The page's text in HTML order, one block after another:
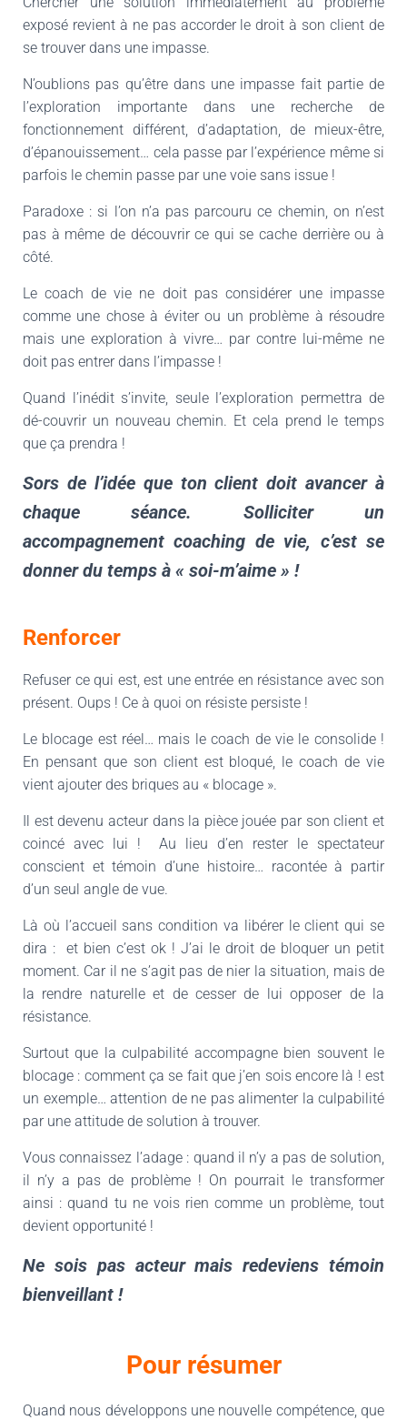
exposé revient à ne pas accorder le droit à son client de
se trouver dans une impasse.
N’oublions pas qu’être dans une impasse fait partie de
l’exploration importante dans une recherche de
fonctionnement différent, d’adaptation, de mieux-être,
d’épanouissement… cela passe par l’expérience même si
parfois le chemin passe par une voie sans issue !
Paradoxe : si l’on n’a pas parcouru ce chemin, on n’est
pas à même de découvrir ce qui se cache derrière ou à
côté.
Le coach de vie ne doit pas considérer une impasse
comme une chose à éviter ou un problème à résoudre
mais une exploration à vivre… par contre lui-même ne
doit pas entrer dans l’impasse !
Quand l’inédit s’invite, seule l’exploration permettra de
dé-couvrir un nouveau chemin. Et cela prend le temps
que ça prendra !
Sors de l’idée que ton client doit avancer à
chaque séance. Solliciter un
accompagnement coaching de vie, c’est se
donner du temps à « soi-m’aime » !
Renforcer
Refuser ce qui est, est une entrée en résistance avec son
présent. Oups ! Ce à quoi on résiste persiste !
Le blocage est réel… mais le coach de vie le consolide !
En pensant que son client est bloqué, le coach de vie
vient ajouter des briques au « blocage ».
Il est devenu acteur dans la pièce jouée par son client et
coincé avec lui ! Au lieu d’en rester le spectateur
conscient et témoin d’une histoire… racontée à partir
d’un seul angle de vue.
Là où l’accueil sans condition va libérer le client qui se
dira : et bien c’est ok ! J’ai le droit de bloquer un petit
moment. Car il ne s’agit pas de nier la situation, mais de
la rendre naturelle et de cesser de lui opposer de la
résistance.
Surtout que la culpabilité accompagne bien souvent le
blocage : comment ça se fait que j’en sois encore là ! est
un exemple… attention de ne pas alimenter la culpabilité
par une attitude de solution à trouver.
Vous connaissez l’adage : quand il n’y a pas de solution,
il n’y a pas de problème ! On pourrait le transformer
ainsi : quand tu ne vois rien comme un problème, tout
devient opportunité !
Ne sois pas acteur mais redeviens témoin
bienveillant !
Pour résumer
Quand nous développons une nouvelle compétence, que